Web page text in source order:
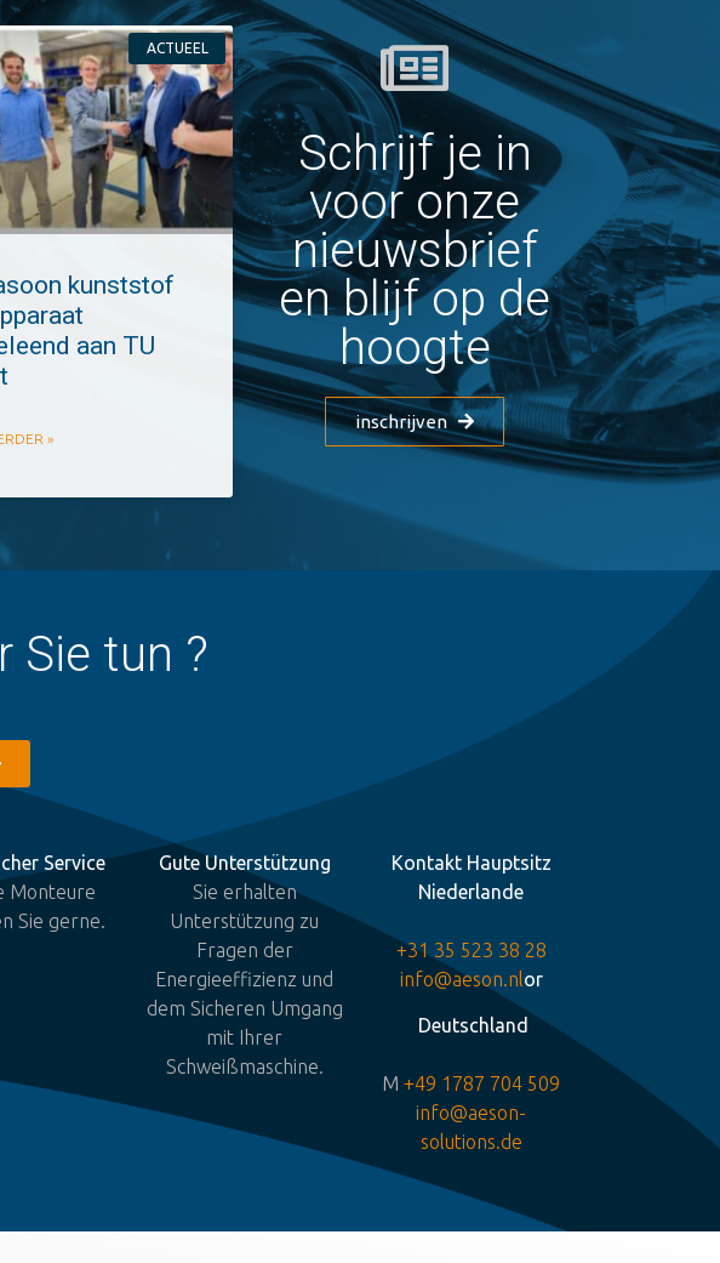
ACTUEEL
kunststof
aan TU
»
Schrijf je in
voor onze
nieuwsbrief
en blijf op de
hoogte
inschrijven
Sie tun ?
Service
Monteure
Sie gerne.
Gute Unterstützung
Sie erhalten
Unterstützung zu
Fragen der
Energieeffizienz und
dem Sicheren Umgang
mit Ihrer
Schweißmaschine.
Kontakt Hauptsitz
Niederlande
+31 35 523 38 28
info@aeson.nl or
Deutschland
M+49 1787 704 509
info@aeson-
solutions.de